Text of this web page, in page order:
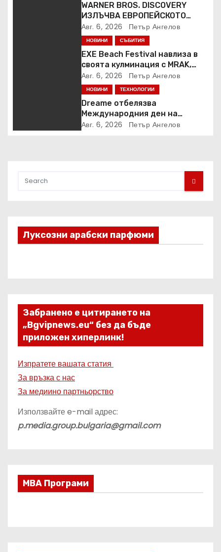
WARNER BROS. DISCOVERY
ИЗЛЪЧВА ЕВРОПЕЙСКОТО
ПЪРВЕНСТВО ПО ЛЕКА
АТЛЕТИКА ПРЯКО ПО
ЕВРОСПОРТ И В НВО Мах
Авг. 6, 2026 Петър Ангелов
НОВИНИ СЪБИТИЯ
EXE Beach Festival навлиза в
своята кулминация с MRAK,
Peggy Gou и Jamie Jones
Авг. 6, 2026 Петър Ангелов
НОВИНИ ТЕХНОЛОГИИ
Dreame отбелязва
Международния ден на
котката със специални
Авг. 6, 2026 Петър Ангелов
Луксозни арабски парфюми
Забранено е цитирането на
„Bgvipnews.eu“ без да бъде
приложен хиперлинк!
Изпратете вашата статия
За връзка с нас
За медиино партньорство
Използвайте e-mail адрес:
p.media.group.bulgaria@gmail.com
МВА Програми